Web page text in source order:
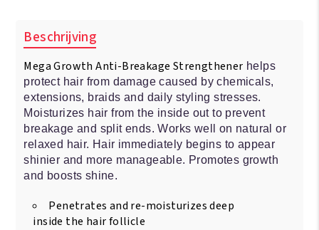
Beschrijving
Mega Growth Anti-Breakage Strengthener helps
protect hair from damage caused by chemicals,
extensions, braids and daily styling stresses.
Moisturizes hair from the inside out to prevent
breakage and split ends. Works well on natural or
relaxed hair. Hair immediately begins to appear
shinier and more manageable. Promotes growth
and boosts shine.
Penetrates and re-moisturizes deep
inside the hair follicle